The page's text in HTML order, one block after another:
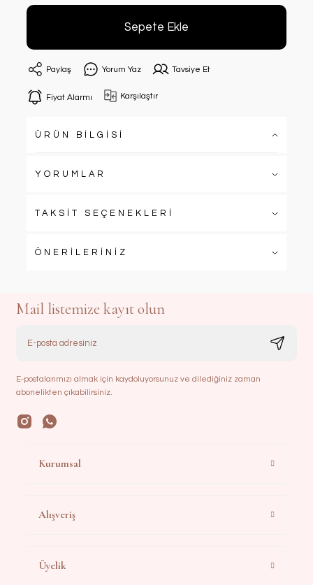
Sepete Ekle
Paylaş Yorum Yaz Tavsiye Et
Fiyat Alarmı Karşılaştır
ÜRÜN BİLGİSİ
YORUMLAR
TAKSİT SEÇENEKLERİ
ÖNERİLERİNİZ
Mail listemize kayıt olun
E-postalarımızı almak için kaydoluyorsunuz ve dilediğiniz zaman
abonelikten çıkabilirsiniz.
Kurumsal
Alışveriş
Üyelik